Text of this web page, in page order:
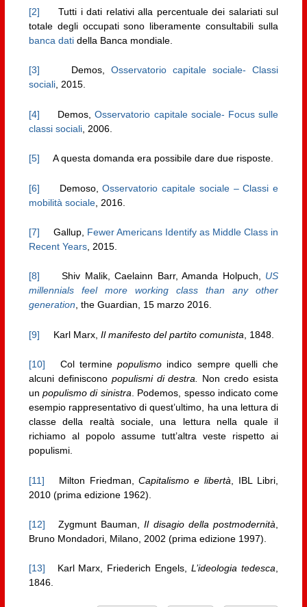
[2] Tutti i dati relativi alla percentuale dei salariati sul
totale degli occupati sono liberamente consultabili sulla
banca datidella Banca mondiale.
[3] Demos, Osservatorio capitale sociale- Classi
sociali, 2015.
[4] Demos,Osservatorio capitale sociale- Focus sulle
classi sociali, 2006.
[5] A questa domanda era possibile dare due risposte.
[6] Demoso,Osservatorio capitale sociale – Classi e
mobilità sociale, 2016.
[7] Gallup, Fewer Americans Identify as Middle Class in
Recent Years, 2015.
[8] Shiv Malik, Caelainn Barr, Amanda Holpuch, US
millennials feel more working class than any other
generation, the Guardian, 15 marzo 2016.
[9] Karl Marx, Il manifesto del partito comunista , 1848.
[10] Col terminepopulismo indico sempre quelli che
alcuni definiscono populismi di destra. Non credo esista
unpopulismo di sinistra. Podemos, spesso indicato come
esempio rappresentativo di quest’ultimo, ha una lettura di
classe della realtà sociale, una lettura nella quale il
richiamo al popolo assume tutt’altra veste rispetto ai
populismi.
[11] Milton Friedman,Capitalismo e libertà , IBL Libri,
2010 (prima edizione 1962).
[12] Zygmunt Bauman,Il disagio della postmodernità
Bruno Mondadori, Milano, 2002 (prima edizione 1997).
[13] Karl Marx, Friederich Engels,L’ideologia tedesca,
1846.